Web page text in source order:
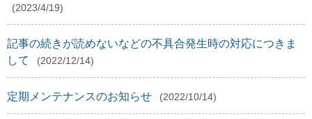
(2023/4/19)
記事の続きが読めないなどの不具合発生時の対応につきま
して
(2022/12/14)
定期メンテナンスのお知らせ (2022/10/14)